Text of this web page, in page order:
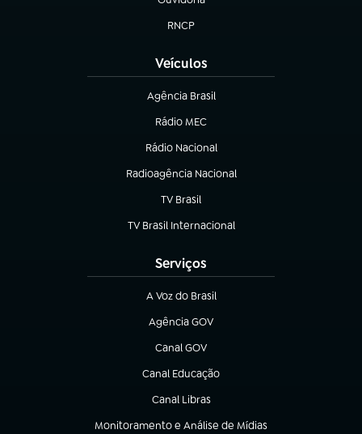
(abre em nova aba)
RNCP
(abre em nova aba)
Veículos
Agência Brasil
(abre em nova aba)
Rádio MEC
Rádio Nacional
(abre em nova aba)
Radioagência Nacional
(abre em nova aba)
TV Brasil
(abre em nova aba)
TV Brasil Internacional
(abre em nova aba)
Serviços
A Voz do Brasil
(abre em nova aba)
Agência GOV
(abre em nova aba)
Canal GOV
(abre em nova aba)
Canal Educação
(abre em nova aba)
Canal Libras
(abre em nova aba)
Monitoramento e Análise de Mídias
(abre em nova aba)